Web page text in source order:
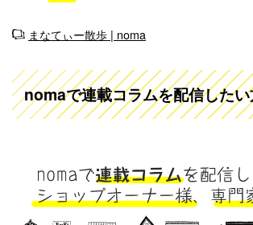
まなてぃー散歩 | noma
nomaで連載コラムを配信した